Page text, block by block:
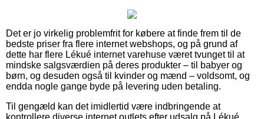
Det er jo virkelig problemfrit for købere at finde frem til de
bedste priser fra flere internet webshops, og på grund af
dette har flere Lékué internet varehuse været tvunget til at
mindske salgsværdien på deres produkter – til babyer og
børn, og desuden også til kvinder og mænd – voldsomt, og
endda nogle gange byde på levering uden betaling.
Til gengæld kan det imidlertid være indbringende at
kontrollere diverse internet outlets efter udsalg på Lékué